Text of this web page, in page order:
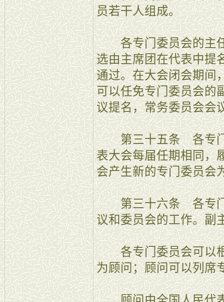
员若干人组成。
各专门委员会的主任
选由主席团在代表中提
通过。在大会闭会期间
可以任免专门委员会的
议提名，常务委员会会
第三十五条 各专门
表大会每届任期相同，
会产生新的专门委员会
第三十六条 各专门
议和委员会的工作。副
各专门委员会可以根
为顾问；顾问可以列席